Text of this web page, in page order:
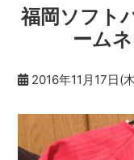
福岡ソフト
ーム
2016年11月17日(